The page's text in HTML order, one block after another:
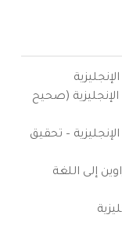
الإنجليزية (صحيح
– تحقيق
إلى اللغة